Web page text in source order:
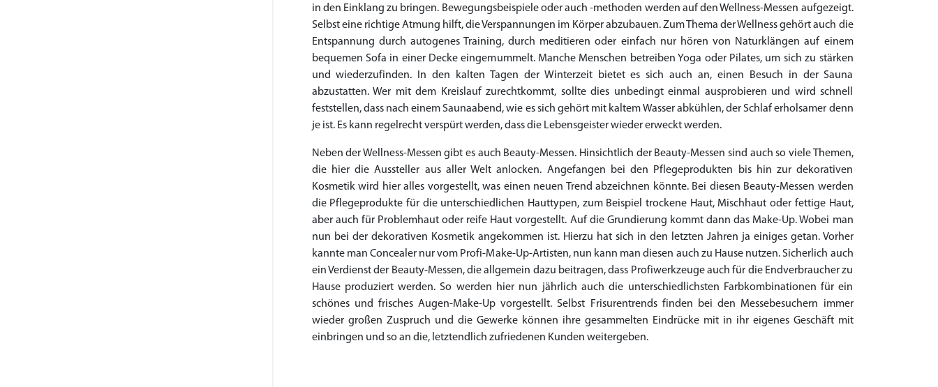
in den Einklang zu bringen. Bewegungsbeispiele oder auch -methoden werden auf den Wellness-Messen aufgezeigt.
Selbst eine richtige Atmung hilft, die Verspannungen im Körper abzubauen. Zum Thema der Wellness gehört auch die
Entspannung durch autogenes Training, durch meditieren oder einfach nur hören von Naturklängen auf einem
bequemen Sofa in einer Decke eingemummelt. Manche Menschen betreiben Yoga oder Pilates, um sich zu stärken
und wiederzufinden. In den kalten Tagen der Winterzeit bietet es sich auch an, einen Besuch in der Sauna
abzustatten. Wer mit dem Kreislauf zurechtkommt, sollte dies unbedingt einmal ausprobieren und wird schnell
feststellen, dass nach einem Saunaabend, wie es sich gehört mit kaltem Wasser abkühlen, der Schlaf erholsamer denn
je ist. Es kann regelrecht verspürt werden, dass die Lebensgeister wieder erweckt werden.
Neben der Wellness-Messen gibt es auch Beauty-Messen. Hinsichtlich der Beauty-Messen sind auch so viele Themen,
die hier die Aussteller aus aller Welt anlocken. Angefangen bei den Pflegeprodukten bis hin zur dekorativen
Kosmetik wird hier alles vorgestellt, was einen neuen Trend abzeichnen könnte. Bei diesen Beauty-Messen werden
die Pflegeprodukte für die unterschiedlichen Hauttypen, zum Beispiel trockene Haut, Mischhaut oder fettige Haut,
aber auch für Problemhaut oder reife Haut vorgestellt. Auf die Grundierung kommt dann das Make-Up. Wobei man
nun bei der dekorativen Kosmetik angekommen ist. Hierzu hat sich in den letzten Jahren ja einiges getan. Vorher
kannte man Concealer nur vom Profi-Make-Up-Artisten, nun kann man diesen auch zu Hause nutzen. Sicherlich auch
ein Verdienst der Beauty-Messen, die allgemein dazu beitragen, dass Profiwerkzeuge auch für die Endverbraucher zu
Hause produziert werden. So werden hier nun jährlich auch die unterschiedlichsten Farbkombinationen für ein
schönes und frisches Augen-Make-Up vorgestellt. Selbst Frisurentrends finden bei den Messebesuchern immer
wieder großen Zuspruch und die Gewerke können ihre gesammelten Eindrücke mit in ihr eigenes Geschäft mit
einbringen und so an die, letztendlich zufriedenen Kunden weitergeben.